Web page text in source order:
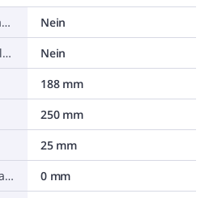
Geeignet für Dachbeplankung
Nein
Geeignet für Bodenbeplankung
Nein
188 mm
250 mm
25 mm
Geeignet für Gehäusebaubreite
0 mm